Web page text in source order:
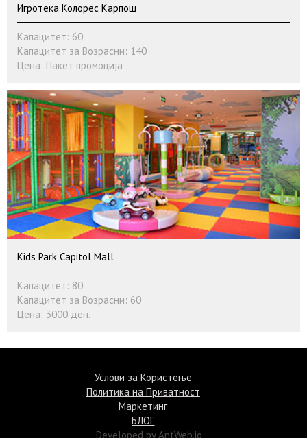
Игротека Колорес Карпош
Капацитет: 60
Капацитет за Возрасни: 140
Цена: Пакет промоција
Kids Park Capitol Mall
Капацитет: 80
Капацитет за Возрасни: 60
Цена: 3000 ден.
Услови за Користење
Политика на Приватност
Маркетинг
БЛОГ
Developed by AntWeb.io